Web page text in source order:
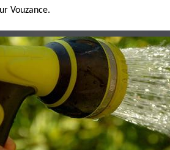
Vouzance.